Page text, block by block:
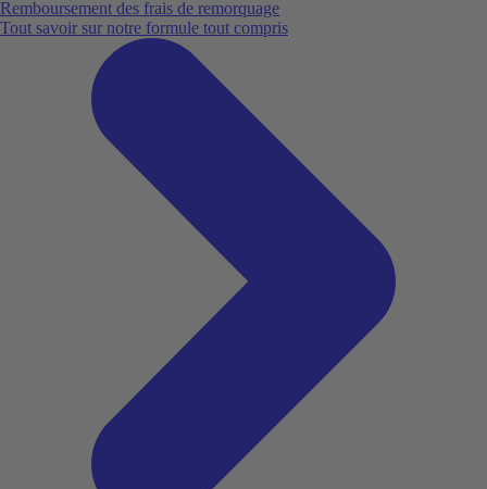
Remboursement des frais de remorquage
Tout savoir sur notre formule tout compris